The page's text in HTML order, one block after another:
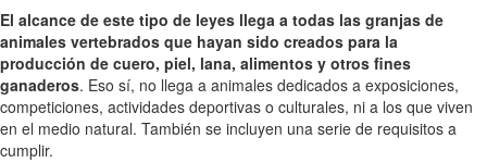
El alcance de este tipo de leyes llega a todas las granjas de
animales vertebrados que hayan sido creados para la
producción de cuero, piel, lana, alimentos y otros fines
ganaderos. Eso sí, no llega a animales dedicados a exposiciones,
competiciones, actividades deportivas o culturales, ni a los que viven
en el medio natural. También se incluyen una serie de requisitos a
cumplir.